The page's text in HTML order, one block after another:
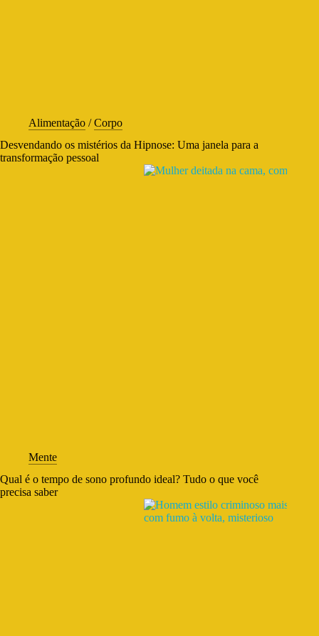
Alimentação /Corpo
Desvendando os mistérios da Hipnose: Uma janela para a
transformação pessoal
Mente
Qual é o tempo de sono profundo ideal? Tudo o que você
precisa saber